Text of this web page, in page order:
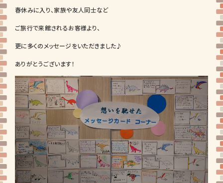
春休みに入り、家族や友人同士など
ご旅行で来館されるお客様より、
更に多くのメッセージをいただきました♪
ありがとうございます！